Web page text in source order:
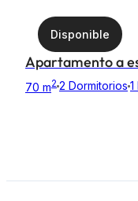
Disponible
Apartamento a
ODA con garaje,
70 m2 2 Dormitorios